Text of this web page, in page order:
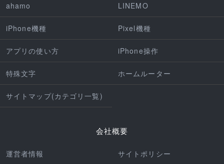
ahamo LINEMO
iPhone機種 Pixel機種
アプリの使い方 iPhone操作
特殊文字 ホームルーター
サイトマップ(カテゴリ一覧)
会社概要
運営者情報 サイトポリシー